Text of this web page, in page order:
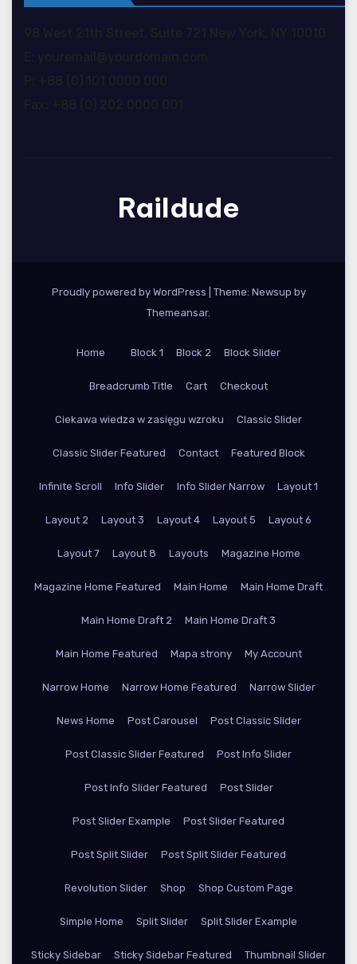
Raildude
Proudly powered by WordPress
Theme: Newsup by
Themeansar.
Home Block 1 Block 2 Block Slider
Breadcrumb Title Cart Checkout
Ciekawa wiedza w zasięgu wzroku Classic Slider
Classic Slider Featured Contact Featured Block
Infinite Scroll Info Slider Info Slider Narrow Layout 1
Layout 2 Layout 3 Layout 4 Layout 5 Layout 6
Layout 7 Layout 8 Layouts Magazine Home
Magazine Home Featured Main Home Main Home Draft
Main Home Draft 2 Main Home Draft 3
Main Home Featured Mapa strony My Account
Narrow Home Narrow Home Featured Narrow Slider
News Home Post Carousel Post Classic Slider
Post Classic Slider Featured Post Info Slider
Post Info Slider Featured Post Slider
Post Slider Example Post Slider Featured
Post Split Slider Post Split Slider Featured
Revolution Slider Shop Shop Custom Page
Simple Home Split Slider Split Slider Example
Sticky Sidebar Sticky Sidebar Featured Thumbnail Slider